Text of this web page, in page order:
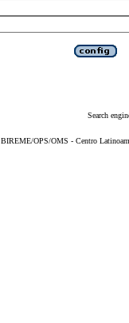
Search
BIREME/OPS/OMS - Centro